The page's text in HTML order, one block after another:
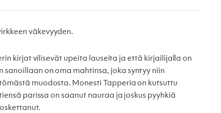
väkevyyden.
kirjat vilisevät upeita lauseita ja että kirjailijalla on
on oma mahtinsa, joka syntyy niin
muodosta. Monesti Tapperia on kutsuttu
parissa on saanut nauraa ja joskus pyyhkiä